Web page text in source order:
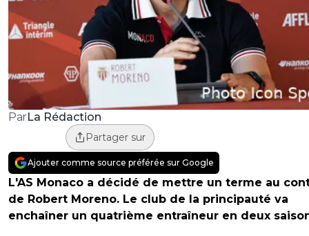
ParLa Rédaction
Partager sur
Ajouter comme source préférée sur Google
L'AS Monaco a décidé de mettre un terme au
de Robert Moreno. Le club de la principauté va
enchaîner un quatrième entraîneur en deux